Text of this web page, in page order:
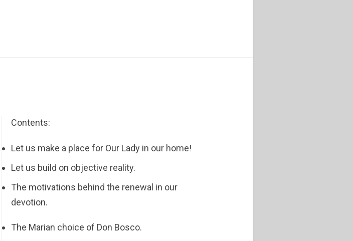
Contents:
Let us make a place for Our Lady in our home!
Let us build on objective reality.
The motivations behind the renewal in our
devotion.
The Marian choice of Don Bosco.